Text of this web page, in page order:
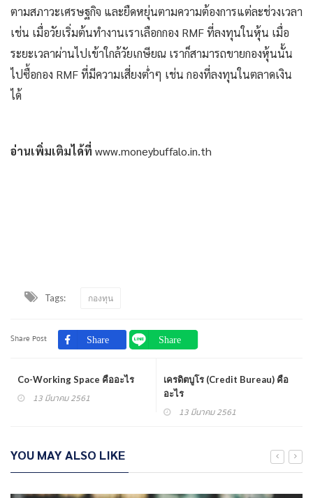
ตามสภาวะเศรษฐกิจ และยืดหยุ่นตามความต้องการแต่ละช่วงเวลา
เช่น เมื่อวัยเริ่มต้นทำงานเราเลือกกอง RMF ที่ลงทุนในหุ้น เมื่อ
ระยะเวลาผ่านไปเข้าใกล้วัยเกษียณ เราก็สามารถขายกองหุ้นนั้น
ไปซื้อกอง RMF ที่มีความเสี่ยงต่ำๆ เช่น กองที่ลงทุนในตลาดเงิน
ได้
อ่านเพิ่มเติมได้ที่ www.moneybuffalo.in.th
Tags: กองทุน
Share Post
Co-Working Space คืออะไร
13 มีนาคม 2561
เครดิตบูโร (Credit Bureau) คือ
อะไร
13 มีนาคม 2561
YOU MAY ALSO LIKE